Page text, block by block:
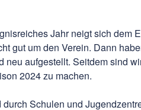
Jahr neigt sich dem
gut um den Verein. Dann
neu aufgestellt. Seitdem sind
2024 zu machen.
durch Schulen und